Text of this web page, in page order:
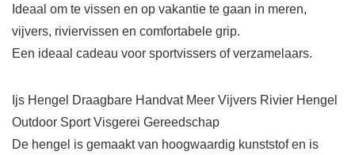
Ideaal om te vissen en op vakantie te gaan in meren,
vijvers, riviervissen en comfortabele grip.
Een ideaal cadeau voor sportvissers of verzamelaars.
Ijs Hengel Draagbare Handvat Meer Vijvers Rivier Hengel
Outdoor Sport Visgerei Gereedschap
De hengel is gemaakt van hoogwaardig kunststof en is